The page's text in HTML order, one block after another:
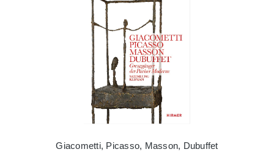
Giacometti, Picasso, Masson, Dubuffet